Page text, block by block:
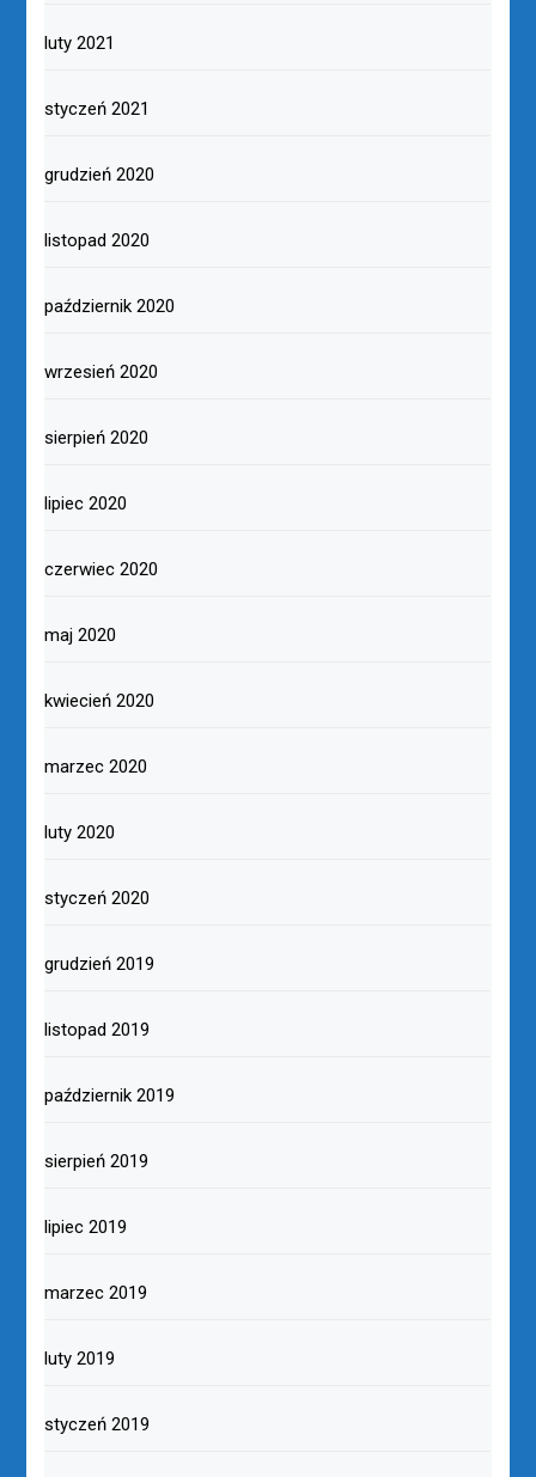
luty 2021
styczeń 2021
grudzień 2020
listopad 2020
październik 2020
wrzesień 2020
sierpień 2020
lipiec 2020
czerwiec 2020
maj 2020
kwiecień 2020
marzec 2020
luty 2020
styczeń 2020
grudzień 2019
listopad 2019
październik 2019
sierpień 2019
lipiec 2019
marzec 2019
luty 2019
styczeń 2019